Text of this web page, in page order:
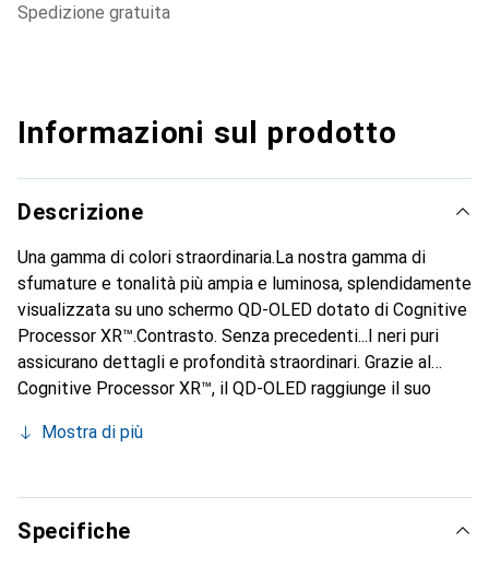
spedizione gratuita
Informazioni sul prodotto
Descrizione
Una gamma di colori straordinaria.La nostra gamma di
sfumature e tonalità più ampia e luminosa, splendidamente
visualizzata su uno schermo QD-OLED dotato di Cognitive
Processor XR™.Contrasto. Senza precedenti...I neri puri
assicurano dettagli e profondità straordinari. Grazie al
Cognitive Processor XR™, il QD-OLED raggiunge il suo
nello schermo, suono cinematografico.Mentre la storia
perfettamente l'azione. Proprio come al cinema.Il posto
migliore. Ovunque. In qualsiasi momento..Il tuo posto
preferito sul divano è all'angolo? Non per questo dovresti
Mostra di più
Specifiche